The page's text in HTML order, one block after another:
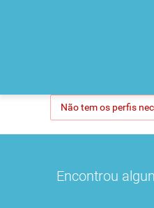
Não tem os perfis
Encontrou